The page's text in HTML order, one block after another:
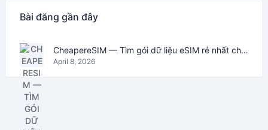
Bài đăng gần đây
CheapereSIM — Tìm gói dữ liệu eSIM rẻ nhất cho du lịch năm 2026
April 8, 2026